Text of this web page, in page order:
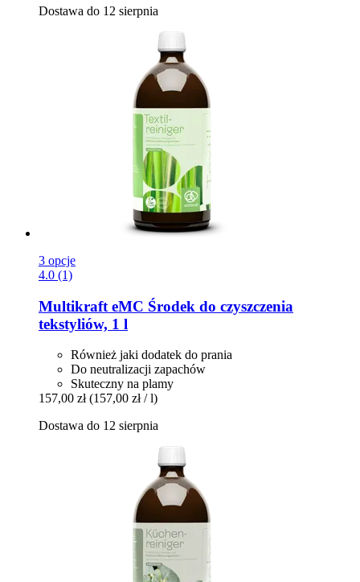
Dostawa do 12 sierpnia
3 opcje
4.0 (1)
Multikraft eMC Środek do czyszczenia
tekstyliów, 1 l
Również jaki dodatek do prania
Do neutralizacji zapachów
Skuteczny na plamy
157,00 zł (157,00 zł / l)
Dostawa do 12 sierpnia